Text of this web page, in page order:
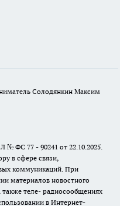
Солодянкин Максим
ФС 77 - 90241 от 22.10.2025.
в сфере связи,
коммуникаций. При
материалов новостного
также теле- радиосообщениях
в Интернет-